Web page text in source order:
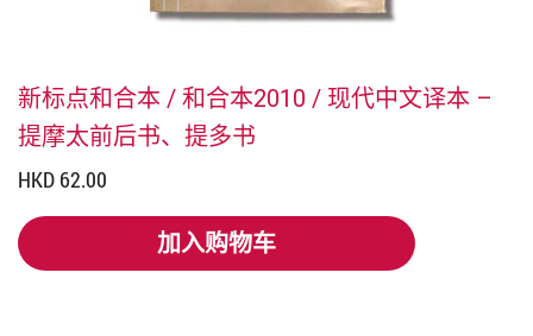
新标点和合本 / 和合本2010 / 现代中文译本 –
提摩太前后书、提多书
HKD 62.00
加入购物车
加入购物车